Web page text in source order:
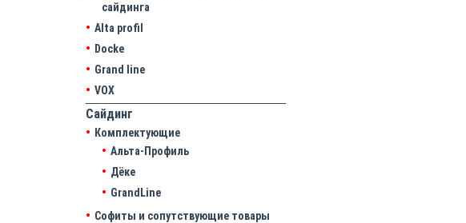
сайдинга
Alta profil
Docke
Grand line
VOX
Сайдинг
Комплектующие
Альта-Профиль
Дёке
GrandLine
Софиты и сопутствующие товары